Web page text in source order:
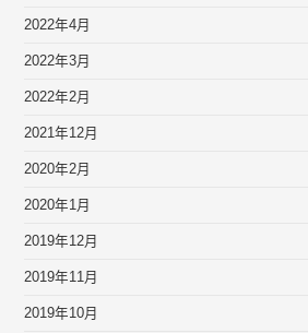
2022年4月
2022年3月
2022年2月
2021年12月
2020年2月
2020年1月
2019年12月
2019年11月
2019年10月